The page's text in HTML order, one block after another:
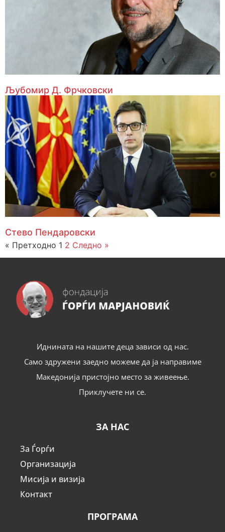
Љубомир Д. Фрчковски
Стево Пендаровски
« Претходно 1 2 Следно »
Иднината на нашите деца зависи од нас.
Само здружени заедно можеме да ја направиме
Македонија пристојно место за живеење.
Приклучете ни се.
ЗА НАС
За Ѓорѓи
Организација
Мисија и визија
Контакт
ПРОГРАМА